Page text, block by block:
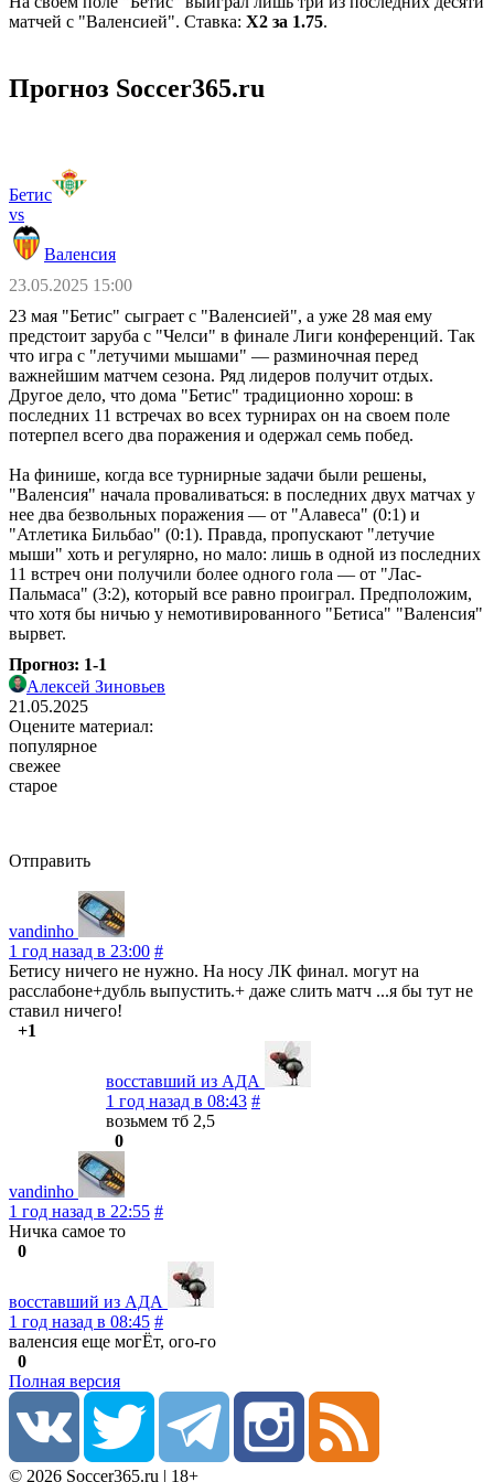
матчей с "Валенсией". Ставка: X2 за 1.75.
Прогноз Soccer365.ru
Бетис
vs
Валенсия
23.05.2025 15:00
23 мая "Бетис" сыграет с "Валенсией", а уже 28 мая ему
предстоит заруба с "Челси" в финале Лиги конференций. Так
что игра с "летучими мышами" — разминочная перед
важнейшим матчем сезона. Ряд лидеров получит отдых.
Другое дело, что дома "Бетис" традиционно хорош: в
последних 11 встречах во всех турнирах он на своем поле
потерпел всего два поражения и одержал семь побед.
На финише, когда все турнирные задачи были решены,
"Валенсия" начала проваливаться: в последних двух матчах у
нее два безвольных поражения — от "Алавеса" (0:1) и
"Атлетика Бильбао" (0:1). Правда, пропускают "летучие
мыши" хоть и регулярно, но мало: лишь в одной из последних
11 встреч они получили более одного гола — от "Лас-
Пальмаса" (3:2), который все равно проиграл. Предположим,
что хотя бы ничью у немотивированного "Бетиса" "Валенсия"
вырвет.
Прогноз: 1-1
Алексей Зиновьев
21.05.2025
Оцените материал:
популярное
свежее
старое
Отправить
vandinho
1 год назад в 23:00 #
Бетису ничего не нужно. На носу ЛК финал. могут на
расслабоне+дубль выпустить.+ даже слить матч ...я бы тут не
ставил ничего!
+1
восставший из АДА
1 год назад в 08:43 #
возьмем тб 2,5
0
vandinho
1 год назад в 22:55 #
Ничка самое то
0
восставший из АДА
1 год назад в 08:45 #
валенсия еще могЁт, ого-го
0
Полная версия
© 2026 Soccer365.ru | 18+